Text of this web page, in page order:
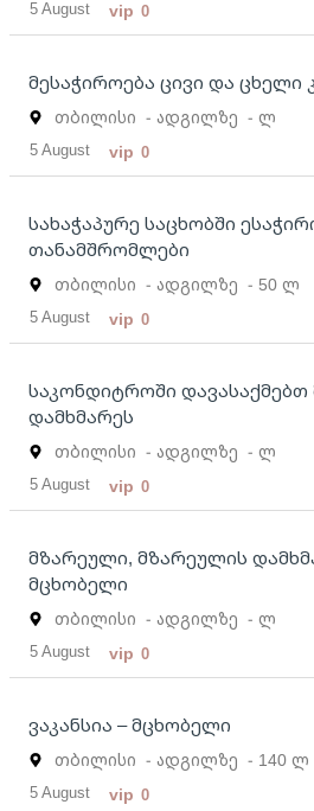
5 August vip 0
მესაჭიროება ცივი და ცხელი
თბილისი - ადგილზე - ლ
5 August vip 0
სახაჭაპურე საცხობში
თანამშრომლები
თბილისი - ადგილზე - 50 ლ
5 August vip 0
საკონდიტროში
დამხმარეს
თბილისი - ადგილზე - ლ
5 August vip 0
მზარეული, მზარეულის
მცხობელი
თბილისი - ადგილზე - ლ
5 August vip 0
ვაკანსია – მცხობელი
თბილისი - ადგილზე - 140 ლ
5 August vip 0